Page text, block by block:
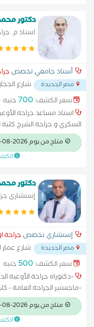
دكتور
استاذ م.
شمس
أستاذ جامعي تخصص
مصر الجديدة شارع
سعر الكشف:700 جنيه
استاذ مساعد جراحة
السكري و جراحة الشرج
الأوروبية لجراحة الأوعية
الأوعية الدموية عضو الكلية
انسداد الشرايين الطرفية
الشريان الأورطي بالدعامة
بدون ألم علاج تعرق اليدين
متاح من يوم 2026-08-08
دكتور
إستشاري
الطرفية
إستشاري تخصص جراحة
مصر الجديدة
شارع عمار
الجديدة...
سعر الكشف:500 جنيه
-دكتوراه جراحة
-ماجستير الجراحة
جراحة الأوعية الدموية
-عضو الجمعية المصرية لعلوم
متاح من يوم 2026-08-08